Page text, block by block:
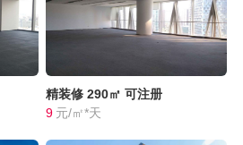
精装修 290㎡ 可注册
9 元/㎡*天